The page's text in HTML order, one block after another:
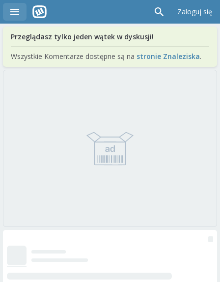
Zaloguj się
Przeglądasz tylko jeden wątek w dyskusji!
Wszystkie Komentarze dostępne są na stronie Znaleziska.